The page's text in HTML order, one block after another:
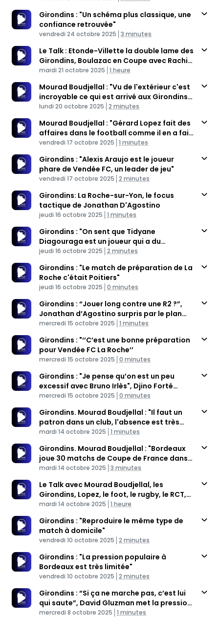
Girondins : "Un schéma plus classique, une
confiance retrouvée"
Published At
vendredi 24 octobre 2025 Time
3 minutes
Le Talk : Etonde-Villette la double lame des
Girondins, Boulazac en Coupe avec Rachid
Kerki
Published At
mardi 21 octobre 2025 Time
1 heure
Mourad Boudjellal : "Vu de l'extérieur c'est
incroyable ce qui est arrivé aux Girondins
de Bordeaux"
Published At
lundi 20 octobre 2025 Time
2 minutes
Mourad Boudjellal : "Gérard Lopez fait des
affaires dans le football comme il en a fait
ailleurs"
Published At
vendredi 17 octobre 2025 Time
1 minutes
Girondins : "Alexis Araujo est le joueur
phare de Vendée FC, un leader de jeu"
Published At
vendredi 17 octobre 2025 Time
2 minutes
Girondins: La Roche-sur-Yon, le focus
tactique de Jonathan D'Agostino
Published At
jeudi 16 octobre 2025 Time
1 minutes
Girondins : "On sent que Tidyane
Diagouraga est un joueur qui a du
potentiel"
Published At
jeudi 16 octobre 2025 Time
2 minutes
Girondins : "Le match de préparation de La
Roche c'était Poitiers"
Published At
jeudi 16 octobre 2025 Time
0 minutes
Girondins : “Jouer long contre une R2 ?”,
Jonathan d’Agostino surpris par le plan
d’Irlès
Published At
mercredi 15 octobre 2025 Time
1 minutes
Girondins : "‘’C’est une bonne préparation
pour Vendée FC La Roche’’
Published At
mercredi 15 octobre 2025 Time
0 minutes
Girondins : "Je pense qu’on est un peu
excessif avec Bruno Irlès", Djino Forté
appelle au calme
Published At
mercredi 15 octobre 2025 Time
0 minutes
Girondins. Mourad Boudjellal : "Il faut un
patron dans un club, l'absence est très
préjudiciable"
Published At
mardi 14 octobre 2025 Time
1 minutes
Girondins. Mourad Boudjellal : "Bordeaux
joue 30 matchs de Coupe de France dans
la saison"
Published At
mardi 14 octobre 2025 Time
3 minutes
Le Talk avec Mourad Boudjellal, les
Girondins, Lopez, le foot, le rugby, le RCT,
l'UBB
Published At
mardi 14 octobre 2025 Time
1 heure
Girondins : "Reproduire le même type de
match à domicile"
Published At
vendredi 10 octobre 2025 Time
2 minutes
Girondins : "La pression populaire à
Bordeaux est très limitée"
Published At
vendredi 10 octobre 2025 Time
2 minutes
Girondins : “Si ça ne marche pas, c’est lui
qui saute”, David Gluzman met la pression
sur Arnaud Saint-André
Published At
mercredi 8 octobre 2025 Time
1 minutes